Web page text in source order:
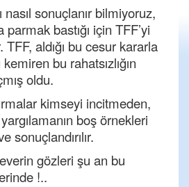
sonuçlanır bilmiyoruz,
bastığı için TFF’yi
aldığı bu cesur kararla
bu rahatsızlığın
oldu.
kimseyi incitmeden,
boş örnekleri
sonuçlandırılır.
gözleri şu an bu
!..